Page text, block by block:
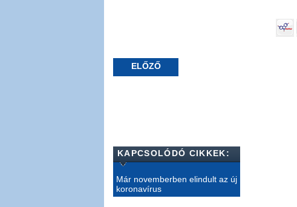
ELŐZŐ
KAPCSOLÓDÓ CIKKEK:
Már novemberben elindult az új
koronavírus